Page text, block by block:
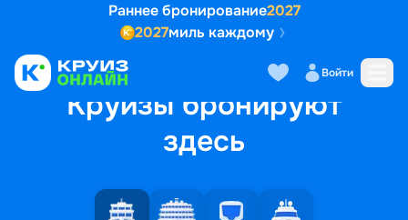
Раннее бронирование2027
2027миль каждому
Войти
Круизы бронируют
здесь